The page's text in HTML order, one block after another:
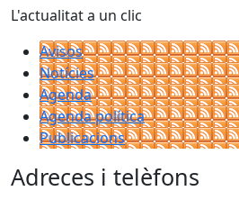
L'actualitat a un clic
Avisos
Notícies
Agenda
Agenda política
Publicacions
Adreces i telèfons